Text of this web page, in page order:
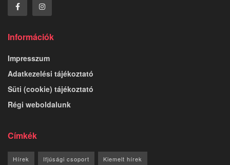
Információk
Impresszum
Adatkezelési tájékoztató
Süti (cookie) tájékoztató
Régi weboldalunk
Címkék
Hírek Ifjúsági csoport Kiemelt hírek